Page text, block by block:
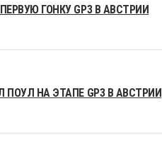
ГОНКУ GP3 В АВСТРИИ
НА ЭТАПЕ GP3 В АВСТРИИ